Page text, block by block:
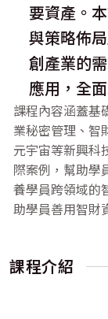
要資產。
與策略佈
創產業的
應用，全
課程內容涵蓋基
業秘密管理、智
元宇宙等新興科
際案例，幫助學
養學員跨領域的
助學員善用智財
課程介紹